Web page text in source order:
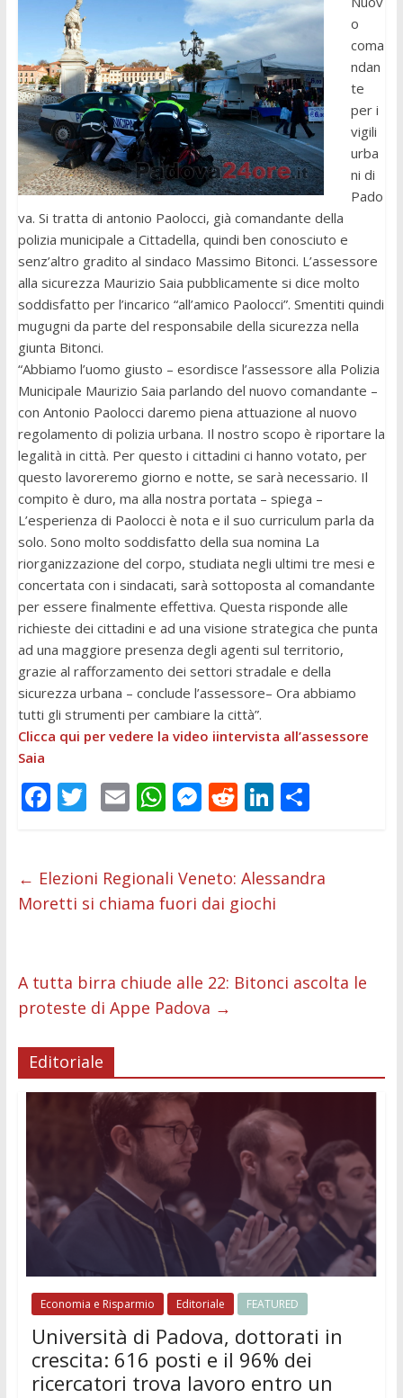
o
coma
ndan
te
per i
vigili
urba
ni di
Pado
va. Si tratta di antonio Paolocci, già comandante della
polizia municipale a Cittadella, quindi ben conosciuto e
senz’altro gradito al sindaco Massimo Bitonci. L’assessore
alla sicurezza Maurizio Saia pubblicamente si dice molto
soddisfatto per l’incarico “all’amico Paolocci”. Smentiti quindi
mugugni da parte del responsabile della sicurezza nella
giunta Bitonci.
“Abbiamo l’uomo giusto – esordisce l’assessore alla Polizia
Municipale Maurizio Saia parlando del nuovo comandante –
con Antonio Paolocci daremo piena attuazione al nuovo
regolamento di polizia urbana. Il nostro scopo è riportare la
legalità in città. Per questo i cittadini ci hanno votato, per
questo lavoreremo giorno e notte, se sarà necessario. Il
compito è duro, ma alla nostra portata – spiega –
L’esperienza di Paolocci è nota e il suo curriculum parla da
solo. Sono molto soddisfatto della sua nomina La
riorganizzazione del corpo, studiata negli ultimi tre mesi e
concertata con i sindacati, sarà sottoposta al comandante
per essere finalmente effettiva. Questa risponde alle
richieste dei cittadini e ad una visione strategica che punta
ad una maggiore presenza degli agenti sul territorio,
grazie al rafforzamento dei settori stradale e della
sicurezza urbana – conclude l’assessore– Ora abbiamo
tutti gli strumenti per cambiare la città”.
Clicca qui per vedere la video iintervista all’assessore
Saia
F
b
o
k
T
er
E
l
W
s
A
p
M
e
n
er
R
di
t
Li
e
dI
C
di
← Elezioni Regionali Veneto: Alessandra
Moretti si chiama fuori dai giochi
A tutta birra chiude alle 22: Bitonci ascolta le
proteste di Appe Padova →
Editoriale
Economia e Risparmio Editoriale FEATURED
Università di Padova, dottorati in
crescita: 616 posti e il 96% dei
ricercatori trova lavoro entro un